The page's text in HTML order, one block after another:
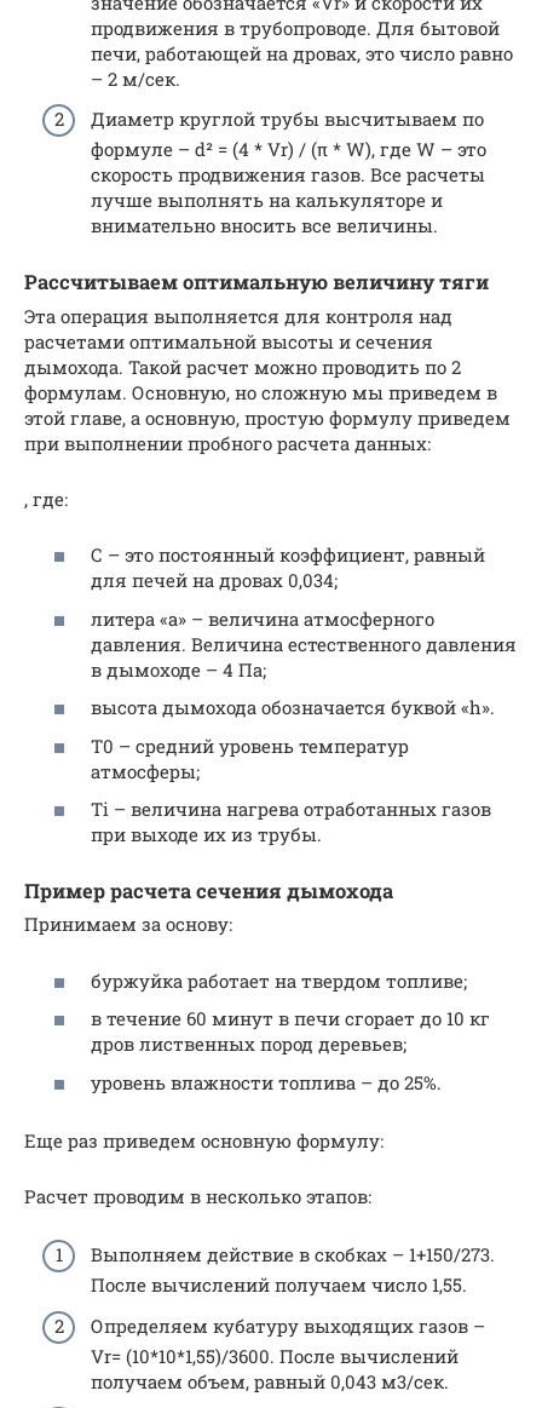
продвижения в трубопроводе. Для бытовой
печи, работающей на дровах, это число равно
– 2 м/сек.
Диаметр круглой трубы высчитываем по
формуле – d² = (4 * Vr) / (π * W), где W – это
скорость продвижения газов. Все расчеты
лучше выполнять на калькуляторе и
внимательно вносить все величины.
Рассчитываем оптимальную величину тяги
Эта операция выполняется для контроля над
расчетами оптимальной высоты и сечения
дымохода. Такой расчет можно проводить по 2
формулам. Основную, но сложную мы приведем в
этой главе, а основную, простую формулу приведем
при выполнении пробного расчета данных:
, где:
С – это постоянный коэффициент, равный
для печей на дровах 0,034;
литера «а» – величина атмосферного
давления. Величина естественного давления
в дымоходе – 4 Па;
высота дымохода обозначается буквой «h».
Т0 – средний уровень температур
атмосферы;
Тi – величина нагрева отработанных газов
при выходе их из трубы.
Пример расчета сечения дымохода
Принимаем за основу:
буржуйка работает на твердом топливе;
в течение 60 минут в печи сгорает до 10 кг
дров лиственных пород деревьев;
уровень влажности топлива – до 25%.
Еще раз приведем основную формулу:
Расчет проводим в несколько этапов:
Выполняем действие в скобках – 1+150/273.
После вычислений получаем число 1,55.
Определяем кубатуру выходящих газов –
Vr= (10*10*1,55)/3600. После вычислений
получаем объем, равный 0,043 м3/сек.